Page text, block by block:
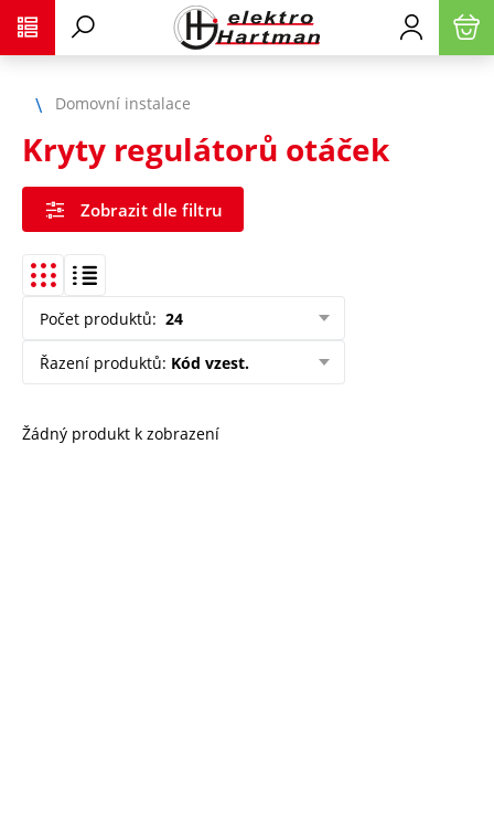
Domovní instalace
Kryty regulátorů otáček
Zobrazit dle filtru
Počet produktů: 24
Řazení produktů: Kód vzest.
Žádný produkt k zobrazení